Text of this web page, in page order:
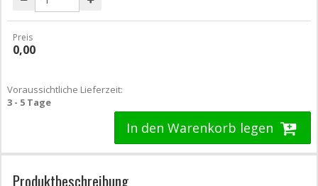
Preis
0,00
Voraussichtliche Lieferzeit:
3 - 5 Tage
In den Warenkorb legen
Produktbeschreibung